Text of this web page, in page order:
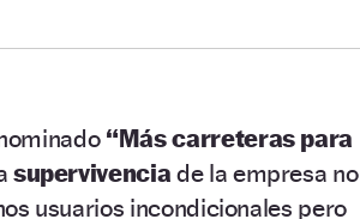
“Más carreteras para
supervivencia de la empresa no
usuarios incondicionales pero